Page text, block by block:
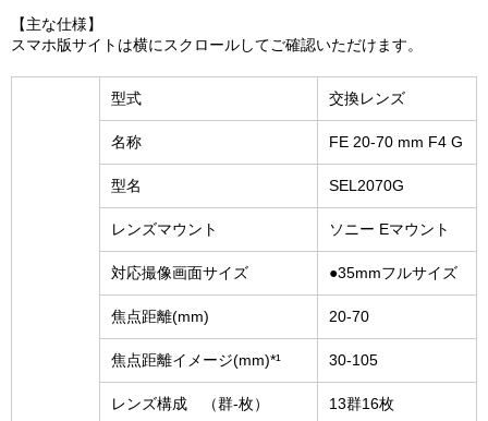
【主な仕様】
スマホ版サイトは横にスクロールしてご確認いただけます。
型式 交換レンズ
名称 FE 20-70 mm F4 G
型名 SEL2070G
レンズマウント ソニー Eマウント
対応撮像画面サイズ ●35mmフルサイズ
焦点距離(mm) 20-70
焦点距離イメージ(mm)*¹ 30-105
レンズ構成 （群-枚） 13群16枚